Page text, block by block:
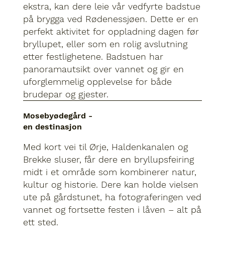
ekstra, kan dere leie vår vedfyrte badstue
på brygga ved Rødenessjøen. Dette er en
perfekt aktivitet for oppladning dagen før
bryllupet, eller som en rolig avslutning
etter festlighetene. Badstuen har
panoramautsikt over vannet og gir en
uforglemmelig opplevelse for både
brudepar og gjester.
Mosebyødegård -
en destinasjon
Med kort vei til Ørje, Haldenkanalen og
Brekke sluser, får dere en bryllupsfeiring
midt i et område som kombinerer natur,
kultur og historie. Dere kan holde vielsen
ute på gårdstunet, ha fotograferingen ved
vannet og fortsette festen i låven – alt på
ett sted.